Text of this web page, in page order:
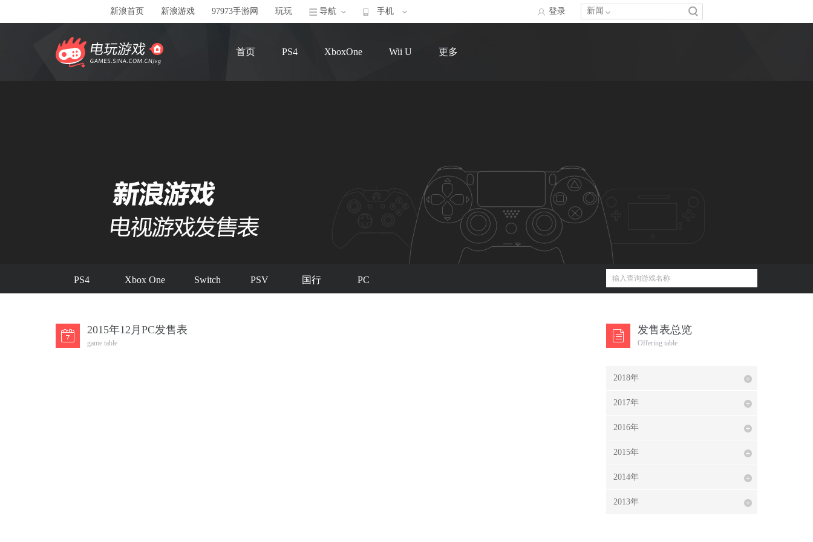
新浪首页 新浪游戏 97973手游网 玩玩 导航 手机 新闻
登录
首页 PS4 XboxOne Wii U 更多
PS4 Xbox One Switch PSV 国行 PC
2015年12月PC发售表
game table
发售表总览
Offering table
2018年
2017年
2016年
2015年
2014年
2013年